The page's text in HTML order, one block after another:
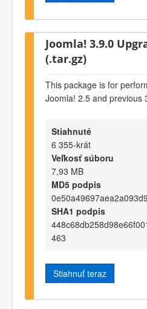
Joomla! 3.9.0
(.tar.gz)
This package is for
Joomla! 2.5 and previous
Stiahnuté
6 355-krát
Veľkosť súboru
7,93 MB
MD5 podpis
SHA1 podpis
463
Stiahnuť teraz